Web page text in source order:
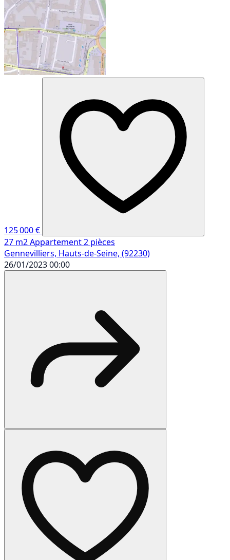
125 000 €
27 m2Appartement2 pièces
Gennevilliers, Hauts-de-Seine, (92230)
26/01/2023 00:00